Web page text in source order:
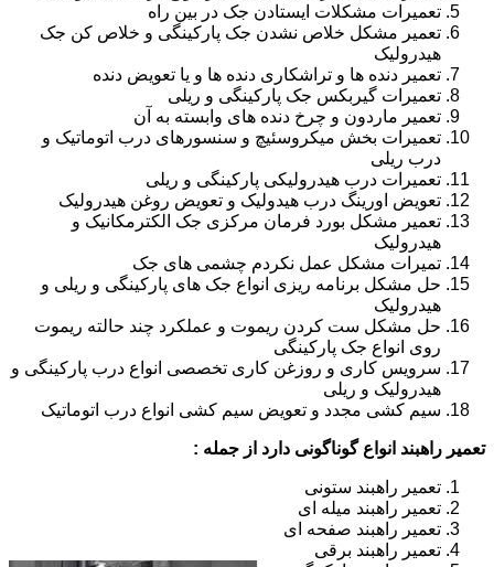
تعمیرات مشکلات ایستادن جک در بین راه
تعمیر مشکل خلاص نشدن جک پارکینگی و خلاص کن جک
هیدرولیک
تعمیر دنده ها و تراشکاری دنده ها و یا تعویض دنده
تعمیرات گیربکس جک پارکینگی و ریلی
تعمیر ماردون و چرخ دنده های وابسته به آن
تعمیرات بخش میکروسئیچ و سنسورهای درب اتوماتیک و
درب ریلی
تعمیرات درب هیدرولیکی پارکینگی و ریلی
تعویض اورینگ درب هیدولیک و تعویض روغن هیدرولیک
تعمیر مشکل بورد فرمان مرکزی جک الکترمکانیک و
هیدرولیک
تمیرات مشکل عمل نکردم چشمی های جک
حل مشکل برنامه ریزی انواع جک های پارکینگی و ریلی و
هیدرولیک
حل مشکل ست کردن ریموت و عملکرد چند حالته ریموت
روی انواع جک پارکینگی
سرویس کاری و روزغن کاری تخصصی انواع درب پارکینگی و
هیدرولیک و ریلی
سیم کشی مجدد و تعویض سیم کشی انواع درب اتوماتیک
تعمیر راهبند انواع گوناگونی دارد از جمله :
تعمیر راهبند ستونی
تعمیر راهبند میله ای
تعمیر راهبند صفحه ای
تعمیر راهبند برقی